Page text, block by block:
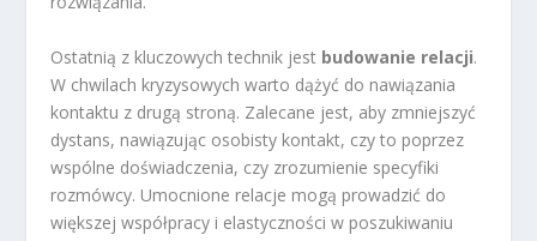
Ostatnią z kluczowych technik jest budowanie relacji.
W chwilach kryzysowych warto dążyć do nawiązania
kontaktu z drugą stroną. Zalecane jest, aby zmniejszyć
dystans, nawiązując osobisty kontakt, czy to poprzez
wspólne doświadczenia, czy zrozumienie specyfiki
rozmówcy. Umocnione relacje mogą prowadzić do
większej współpracy i elastyczności w poszukiwaniu